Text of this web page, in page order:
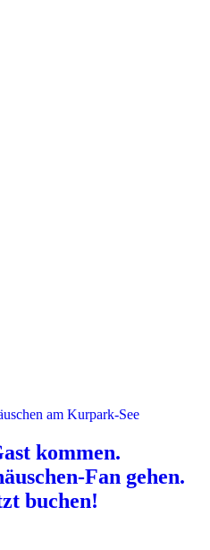
kommen.
Fan gehen.
buchen!